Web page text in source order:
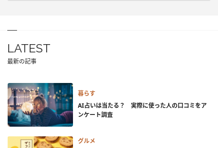
LATEST
最新の記事
暮らす
AI占いは当たる？ 実際に使った人の口コミをア
ンケート調査
グルメ